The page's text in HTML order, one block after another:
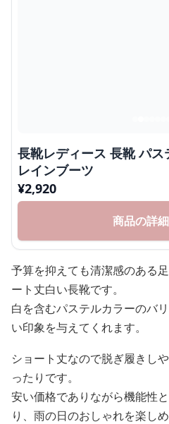
長靴レディース 長靴 パス
レインブーツ
¥2,920
商品の詳
予算を抑えても清潔感のある
ート丈白い長靴です。
白を含むパステルカラーのバ
い印象を与えてくれます。
ショート丈なので脱ぎ履きし
ったりです。
安い価格でありながら機能性
り、雨の日のおしゃれを楽しめ